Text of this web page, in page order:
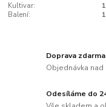
Kultivar:
Balení:
Doprava
Objednávka nad
Odesíláme do